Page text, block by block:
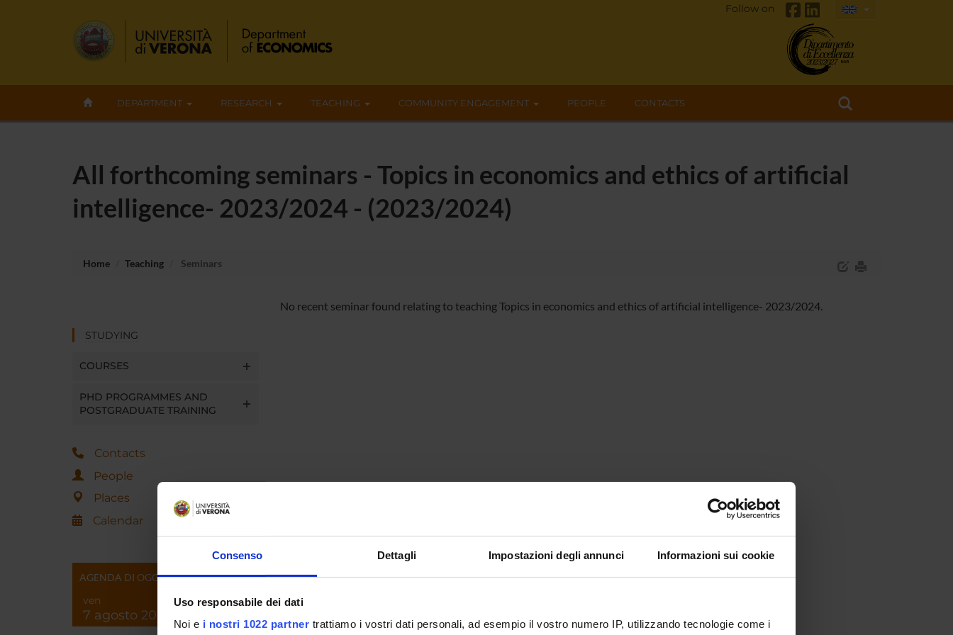
Consenso Dettagli Impostazioni degli annunci Informazioni sui cookie
Uso responsabile dei dati
Noi e i nostri 1022 partner trattiamo i vostri dati personali, ad esempio il vostro numero IP, utilizzando tecnologie come i
Follow on
DEPARTMENT RESEARCH TEACHING COMMUNITY ENGAGEMENT PEOPLE CONTACTS
All forthcoming seminars - Topics in economics and ethics of artificial
intelligence- 2023/2024 - (2023/2024)
Home Teaching Seminars
STUDYING
COURSES
PHD PROGRAMMES AND
POSTGRADUATE TRAINING
Contacts
People
Places
Calendar
AGENDA DI OGGI
ven
7 agosto 2026
No recent seminar found relating to teaching Topics in economics and ethics of artificial intelligence- 2023/2024.